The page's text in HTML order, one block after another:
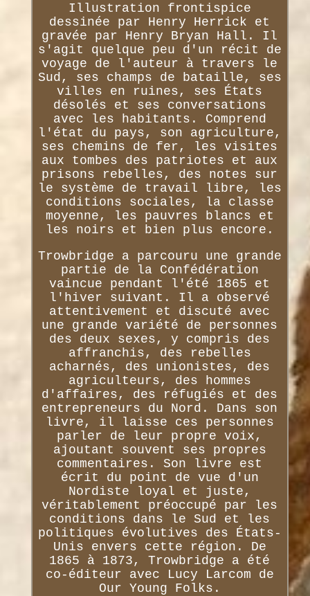
Illustration frontispice
dessinée par Henry Herrick et
gravée par Henry Bryan Hall. Il
s'agit quelque peu d'un récit de
voyage de l'auteur à travers le
Sud, ses champs de bataille, ses
villes en ruines, ses États
désolés et ses conversations
avec les habitants. Comprend
l'état du pays, son agriculture,
ses chemins de fer, les visites
aux tombes des patriotes et aux
prisons rebelles, des notes sur
le système de travail libre, les
conditions sociales, la classe
moyenne, les pauvres blancs et
les noirs et bien plus encore.
Trowbridge a parcouru une grande
partie de la Confédération
vaincue pendant l'été 1865 et
l'hiver suivant. Il a observé
attentivement et discuté avec
une grande variété de personnes
des deux sexes, y compris des
affranchis, des rebelles
acharnés, des unionistes, des
agriculteurs, des hommes
d'affaires, des réfugiés et des
entrepreneurs du Nord. Dans son
livre, il laisse ces personnes
parler de leur propre voix,
ajoutant souvent ses propres
commentaires. Son livre est
écrit du point de vue d'un
Nordiste loyal et juste,
véritablement préoccupé par les
conditions dans le Sud et les
politiques évolutives des États-
Unis envers cette région. De
1865 à 1873, Trowbridge a été
co-éditeur avec Lucy Larcom de
Our Young Folks.